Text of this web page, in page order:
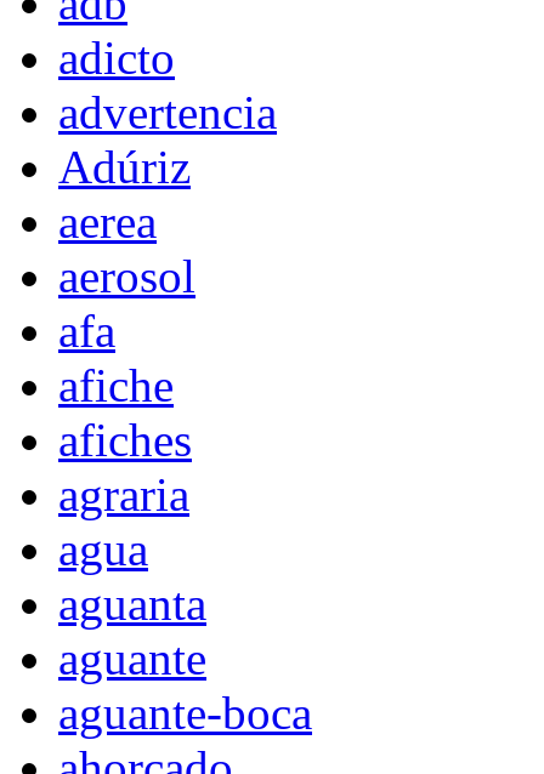
adicto
advertencia
Adúriz
aerea
aerosol
afa
afiche
afiches
agraria
agua
aguanta
aguante
aguante-boca